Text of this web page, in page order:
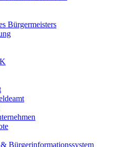
Bürgermeisters
Bürgerinformationssystem